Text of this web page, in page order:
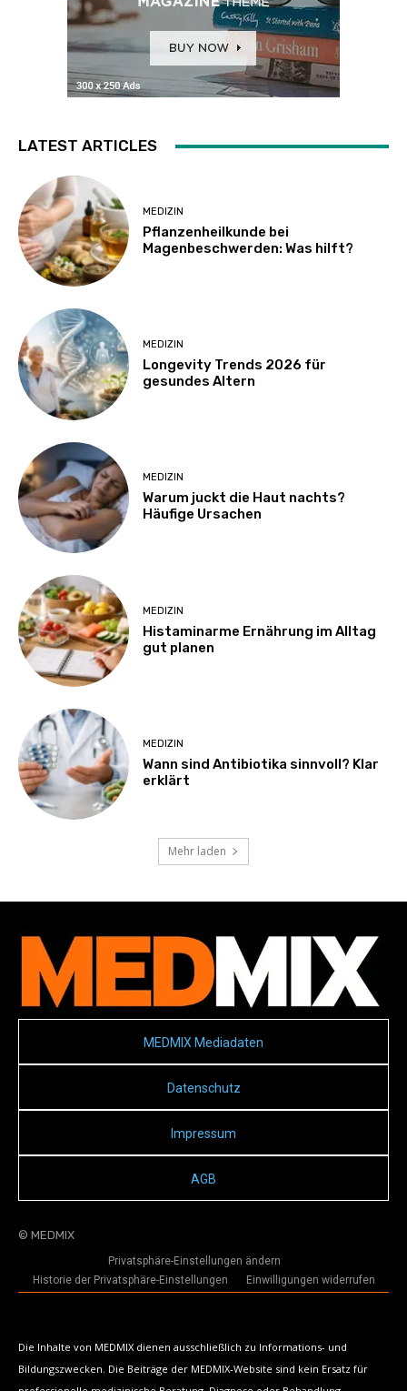
LATEST ARTICLES
MEDIZIN
Pflanzenheilkunde bei
Magenbeschwerden: Was hilft?
MEDIZIN
Longevity Trends 2026 für
gesundes Altern
MEDIZIN
Warum juckt die Haut nachts?
Häufige Ursachen
MEDIZIN
Histaminarme Ernährung im Alltag
gut planen
MEDIZIN
Wann sind Antibiotika sinnvoll? Klar
erklärt
Mehr laden
MEDMIX Mediadaten
Datenschutz
Impressum
AGB
© MEDMIX
Privatsphäre-Einstellungen ändern
Historie der Privatsphäre-Einstellungen
Einwilligungen widerrufen
Die Inhalte von MEDMIX dienen ausschließlich zu Informations- und
Bildungszwecken. Die Beiträge der MEDMIX-Website sind kein Ersatz für